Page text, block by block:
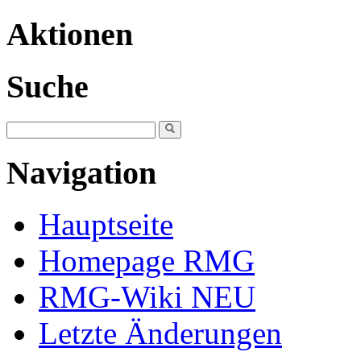
Aktionen
Suche
Navigation
Hauptseite
Homepage RMG
RMG-Wiki NEU
Letzte Änderungen